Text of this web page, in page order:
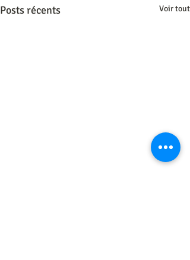
Posts récents Voir tout